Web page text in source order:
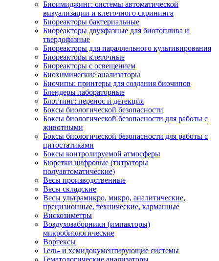
Биоимиджинг: системы автоматической
визуализации и клеточного скрининга
Биореакторы бактериальные
Биореакторы двухфазные для биотоплива и
твердофазные
Биореакторы для параллельного культивирования
Биореакторы клеточные
Биореакторы с освещением
Биохимические анализаторы
Биочипы: принтеры для создания биочипов
Блендеры лабораторные
Блоттинг: перенос и детекция
Боксы биологической безопасности
Боксы биологической безопасности для работы с
животными
Боксы биологической безопасности для работы с
цитостатиками
Боксы контролируемой атмосферы
Бюретки цифровые (титраторы
полуавтоматические)
Весы производственные
Весы складские
Весы ультрамикро, микро, аналитические,
прецизионные, технические, карманные
Вискозиметры
Воздухозаборники (импакторы)
микробиологические
Вортексы
Гель- и хемидокументирующие системы
Гематологические анализаторы